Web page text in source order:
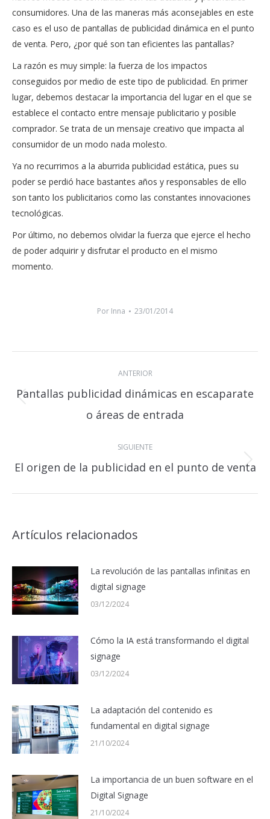
consumidores. Una de las maneras más aconsejables en este
caso es el uso de pantallas de publicidad dinámica en el punto
de venta. Pero, ¿por qué son tan eficientes las pantallas?
La razón es muy simple: la fuerza de los impactos
conseguidos por medio de este tipo de publicidad. En primer
lugar, debemos destacar la importancia del lugar en el que se
establece el contacto entre mensaje publicitario y posible
comprador. Se trata de un mensaje creativo que impacta al
consumidor de un modo nada molesto.
Ya no recurrimos a la aburrida publicidad estática, pues su
poder se perdió hace bastantes años y responsables de ello
son tanto los publicitarios como las constantes innovaciones
tecnológicas.
Por último, no debemos olvidar la fuerza que ejerce el hecho
de poder adquirir y disfrutar el producto en el mismo
momento.
Por Inna 23/01/2014
publicaciones
ANTERIOR
anterior:
Pantallas publicidad dinámicas en escaparate
o áreas de entrada
SIGUIENTE
Publicación
El origen de la publicidad en el punto de venta
Artículos relacionados
La revolución de las pantallas infinitas en
digital signage
03/12/2024
Cómo la IA está transformando el digital
signage
03/12/2024
La adaptación del contenido es
fundamental en digital signage
21/10/2024
La importancia de un buen software en el
Digital Signage
21/10/2024